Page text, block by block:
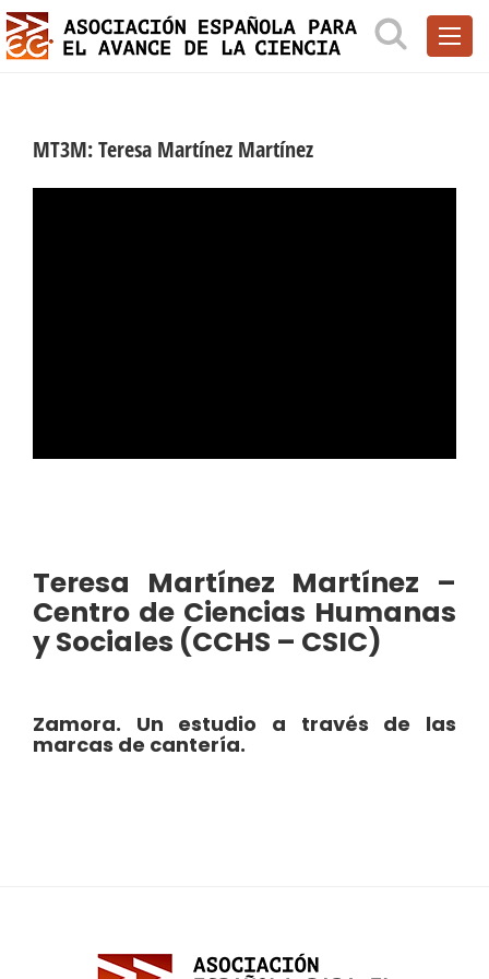
MT3M: Teresa Martínez Martínez
Teresa Martínez Martínez –
Centro de Ciencias Humanas
y Sociales (CCHS – CSIC)
Zamora. Un estudio a través de las
marcas de cantería.